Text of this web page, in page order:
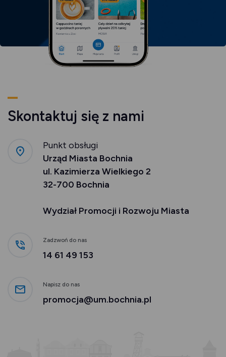
Skontaktuj się z nami
Punkt obsługi
Urząd Miasta Bochnia
ul. Kazimierza Wielkiego 2
32-700 Bochnia
Wydział Promocji i Rozwoju Miasta
Zadzwoń do nas
14 61 49 153
Napisz do nas
promocja@um.bochnia.pl